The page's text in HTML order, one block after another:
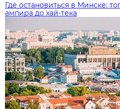
Где остановиться в Минске:
ампира до хай‑тека